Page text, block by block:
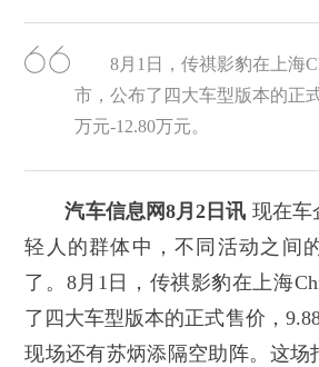
8月1日，传祺影豹在上海
市，公布了四大车型版本的正
万元-12.80万元。
汽车信息网8月2日讯 现在车
轻人的群体中，不同活动之间
了。8月1日，传祺影豹在上海
了四大车型版本的正式售价，9.88
现场还有苏炳添隔空助阵。这场